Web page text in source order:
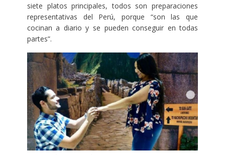
siete platos principales, todos son preparaciones
representativas del Perú, porque “son las que
cocinan a diario y se pueden conseguir en todas
partes”.